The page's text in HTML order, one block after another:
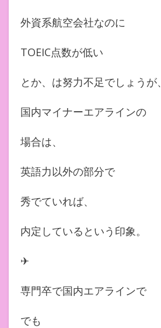
外資系航空会社なのに
TOEIC点数が低い
とか、は努力不足でしょうが、
国内マイナーエアラインの
場合は、
英語力以外の部分で
秀でていれば、
内定しているという印象。
✈︎
専門卒で国内エアラインで
でも